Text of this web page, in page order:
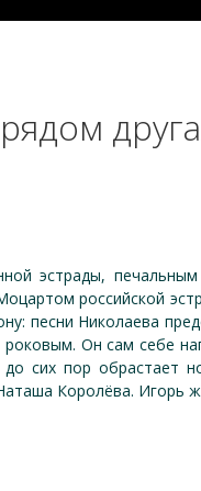
эстрады,
российской
песни Николаева
Он сам себе
сих пор обрастает
Королёва. Игорь